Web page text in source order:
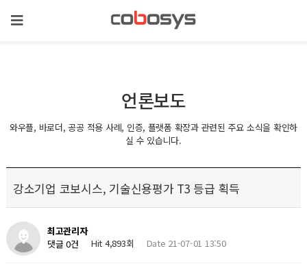
언론보도
와우플, 바로더, 공공 적용 사례, 인증, 플랫폼 확장과 관련된 주요 소식을 확인하
실 수 있습니다.
강소기업 코보시스, 기술신용평가 T3 등급 획득
최고관리자
댓글 0건
Hit 4,893회 Date 21-07-01 13:50